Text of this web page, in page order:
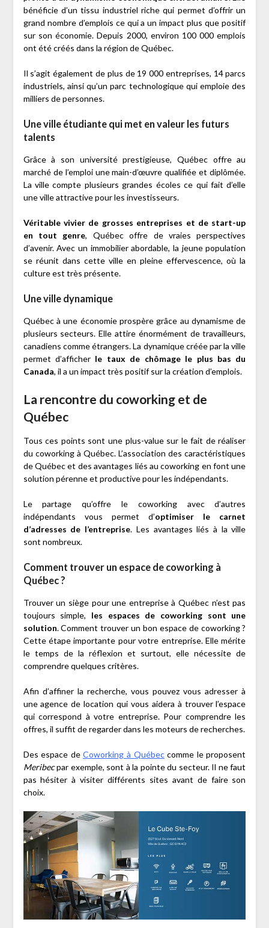
bénéficie d’un tissu industriel riche qui permet d’offrir un
grand nombre d’emplois ce qui a un impact plus que positif
sur son économie. Depuis 2000, environ 100 000 emplois
ont été créés dans la région de Québec.
Il s’agit également de plus de 19 000 entreprises, 14 parcs
industriels, ainsi qu’un parc technologique qui emploie des
milliers de personnes.
Une ville étudiante qui met en valeur les futurs
talents
Grâce à son université prestigieuse, Québec offre au
marché de l’emploi une main-d’œuvre qualifiée et diplômée.
La ville compte plusieurs grandes écoles ce qui fait d’elle
une ville attractive pour les investisseurs.
Véritable vivier de grosses entreprises et de start-up
en tout genre, Québec offre de vraies perspectives
d’avenir. Avec un immobilier abordable, la jeune population
se réunit dans cette ville en pleine effervescence, où la
culture est très présente.
Une ville dynamique
Québec à une économie prospère grâce au dynamisme de
plusieurs secteurs. Elle attire énormément de travailleurs,
canadiens comme étrangers. La dynamique créée par la ville
permet d’afficher le taux de chômage le plus bas du
Canada, il a un impact très positif sur la création d’emplois.
La rencontre du coworking et de
Québec
Tous ces points sont une plus-value sur le fait de réaliser
du coworking à Québec. L’association des caractéristiques
de Québec et des avantages liés au coworking en font une
solution pérenne et productive pour les indépendants.
Le partage qu’offre le coworking avec d’autres
indépendants vous permet d’optimiser le carnet
d’adresses de l’entreprise. Les avantages liés à la ville
sont nombreux.
Comment trouver un espace de coworking à
Québec ?
Trouver un siège pour une entreprise à Québec n’est pas
toujours simple, les espaces de coworking sont une
solution. Comment trouver un bon espace de coworking ?
Cette étape importante pour votre entreprise. Elle mérite
le temps de la réflexion et surtout, elle nécessite de
comprendre quelques critères.
Afin d’affiner la recherche, vous pouvez vous adresser à
une agence de location qui vous aidera à trouver l’espace
qui correspond à votre entreprise. Pour comprendre les
offres, il suffit de regarder dans les moteurs de recherches.
Des espace deCoworking à Québeccomme le proposent
Meribecpar exemple, sont à la pointe du secteur. Il ne faut
pas hésiter à visiter différents sites avant de faire son
choix.